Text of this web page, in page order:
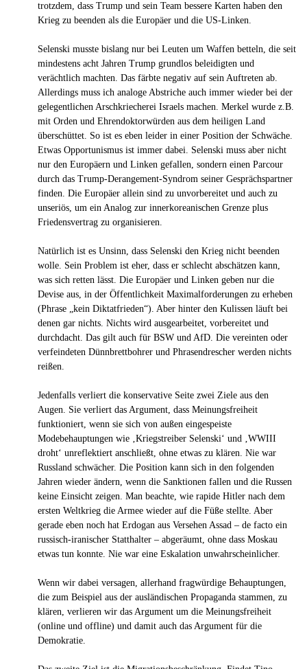
trotzdem, dass Trump und sein Team bessere Karten haben den
Krieg zu beenden als die Europäer und die US-Linken.
Selenski musste bislang nur bei Leuten um Waffen betteln, die seit
mindestens acht Jahren Trump grundlos beleidigten und
verächtlich machten. Das färbte negativ auf sein Auftreten ab.
Allerdings muss ich analoge Abstriche auch immer wieder bei der
gelegentlichen Arschkriecherei Israels machen. Merkel wurde z.B.
mit Orden und Ehrendoktorwürden aus dem heiligen Land
überschüttet. So ist es eben leider in einer Position der Schwäche.
Etwas Opportunismus ist immer dabei. Selenski muss aber nicht
nur den Europäern und Linken gefallen, sondern einen Parcour
durch das Trump-Derangement-Syndrom seiner Gesprächspartner
finden. Die Europäer allein sind zu unvorbereitet und auch zu
unseriös, um ein Analog zur innerkoreanischen Grenze plus
Friedensvertrag zu organisieren.
Natürlich ist es Unsinn, dass Selenski den Krieg nicht beenden
wolle. Sein Problem ist eher, dass er schlecht abschätzen kann,
was sich retten lässt. Die Europäer und Linken geben nur die
Devise aus, in der Öffentlichkeit Maximalforderungen zu erheben
(Phrase „kein Diktatfrieden“). Aber hinter den Kulissen läuft bei
denen gar nichts. Nichts wird ausgearbeitet, vorbereitet und
durchdacht. Das gilt auch für BSW und AfD. Die vereinten oder
verfeindeten Dünnbrettbohrer und Phrasendrescher werden nichts
reißen.
Jedenfalls verliert die konservative Seite zwei Ziele aus den
Augen. Sie verliert das Argument, dass Meinungsfreiheit
funktioniert, wenn sie sich von außen eingespeiste
Modebehauptungen wie ‚Kriegstreiber Selenski‘ und ‚WWIII
droht‘ unreflektiert anschließt, ohne etwas zu klären. Nie war
Russland schwächer. Die Position kann sich in den folgenden
Jahren wieder ändern, wenn die Sanktionen fallen und die Russen
keine Einsicht zeigen. Man beachte, wie rapide Hitler nach dem
ersten Weltkrieg die Armee wieder auf die Füße stellte. Aber
gerade eben noch hat Erdogan aus Versehen Assad – de facto ein
russisch-iranischer Statthalter – abgeräumt, ohne dass Moskau
etwas tun konnte. Nie war eine Eskalation unwahrscheinlicher.
Wenn wir dabei versagen, allerhand fragwürdige Behauptungen,
die zum Beispiel aus der ausländischen Propaganda stammen, zu
klären, verlieren wir das Argument um die Meinungsfreiheit
(online und offline) und damit auch das Argument für die
Demokratie.